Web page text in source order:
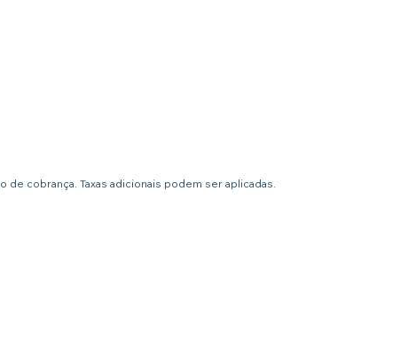
cobrança. Taxas adicionais podem ser aplicadas.